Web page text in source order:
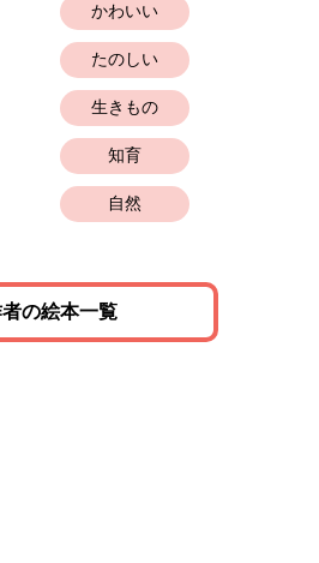
かわいい
たのしい
生きもの
知育
自然
の絵本一覧